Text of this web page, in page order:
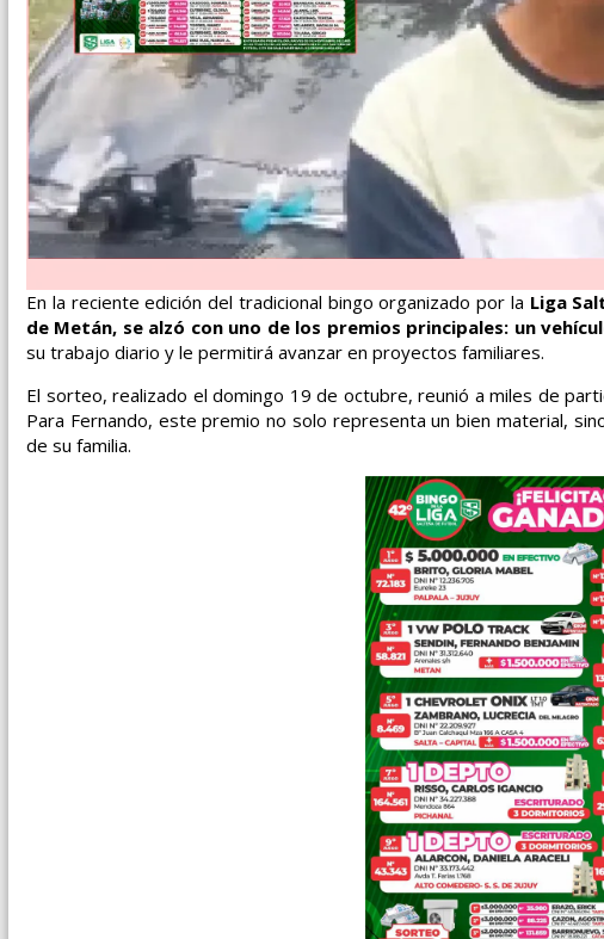
En la reciente edición del tradicional bingo organizado por la Liga
de Metán, se alzó con uno de los premios principales: un
su trabajo diario y le permitirá avanzar en proyectos familiares.
El sorteo, realizado el domingo 19 de octubre, reunió a miles de
Para Fernando, este premio no solo representa un bien material,
de su familia.